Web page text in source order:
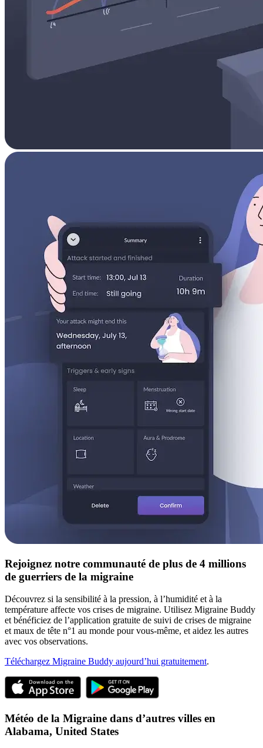
Rejoignez notre communauté de plus de 4 millions
de guerriers de la migraine
Découvrez si la sensibilité à la pression, à l’humidité et à la
température affecte vos crises de migraine. Utilisez Migraine Buddy
et bénéficiez de l’application gratuite de suivi de crises de migraine
et maux de tête n°1 au monde pour vous-même, et aidez les autres
avec vos observations.
Téléchargez Migraine Buddy aujourd’hui gratuitement.
Météo de la Migraine dans d’autres villes en
Alabama, United States